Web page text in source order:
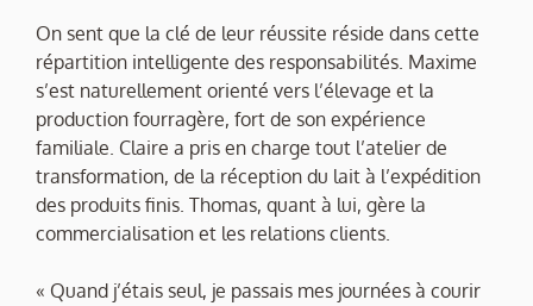
On sent que la clé de leur réussite réside dans cette
répartition intelligente des responsabilités. Maxime
s’est naturellement orienté vers l’élevage et la
production fourragère, fort de son expérience
familiale. Claire a pris en charge tout l’atelier de
transformation, de la réception du lait à l’expédition
des produits finis. Thomas, quant à lui, gère la
commercialisation et les relations clients.
« Quand j’étais seul, je passais mes journées à courir